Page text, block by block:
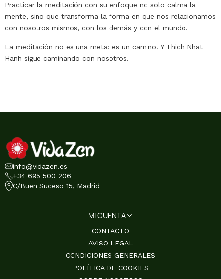
Practicar la meditación con su enfoque no solo calma la
mente, sino que transforma la forma en que nos relacionamos
con nosotros mismos, con los demás y con el mundo.
La meditación no es una meta: es un camino. Y Thich Nhat
Hanh sigue caminando con nosotros.
info@vidazen.es
+34 695 500 206
C/Buen Suceso 15, Madrid
MI CUENTA
CONTACTO
AVISO LEGAL
CONDICIONES GENERALES
POLÍTICA DE COOKIES